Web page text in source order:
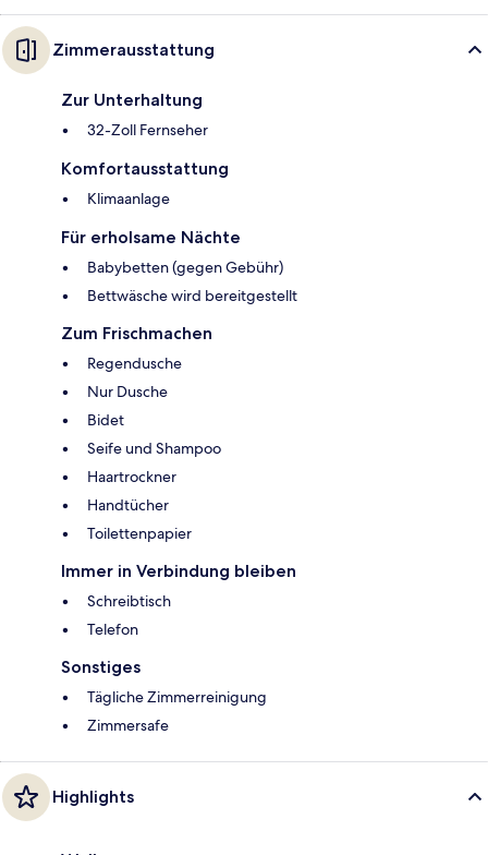
Zimmerausstattung
Zur Unterhaltung
32-Zoll Fernseher
Komfortausstattung
Klimaanlage
Für erholsame Nächte
Babybetten (gegen Gebühr)
Bettwäsche wird bereitgestellt
Zum Frischmachen
Regendusche
Nur Dusche
Bidet
Seife und Shampoo
Haartrockner
Handtücher
Toilettenpapier
Immer in Verbindung bleiben
Schreibtisch
Telefon
Sonstiges
Tägliche Zimmerreinigung
Zimmersafe
Highlights